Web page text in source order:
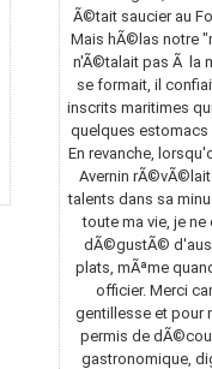
Ã©tait saucier au
Mais hÃ©las notre
n'Ã©talait pas Ã la
se formait, il
inscrits maritimes
quelques estomacs
En revanche,
Avernin
talents dans sa
toute ma vie, je
dÃ©gustÃ©
plats, mÃªme
officier. Merci
gentillesse et pour
permis de
gastronomique,